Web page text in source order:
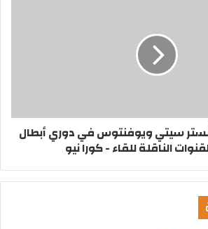
سيتي ويوفنتوس في دوري أبطال
الناقلة للقاء - كورا نيو